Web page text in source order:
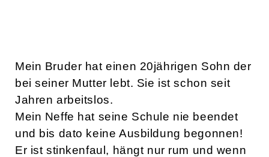
Mein Bruder hat einen 20jährigen Sohn der
bei seiner Mutter lebt. Sie ist schon seit
Jahren arbeitslos.
Mein Neffe hat seine Schule nie beendet
und bis dato keine Ausbildung begonnen!
Er ist stinkenfaul, hängt nur rum und wenn